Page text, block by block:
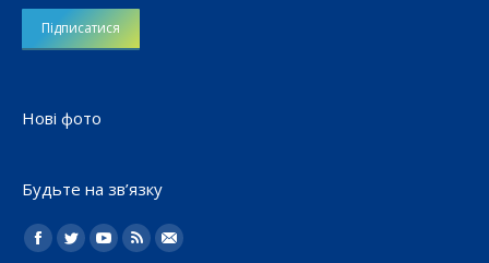
Нові фото
Будьте на зв’язку
Найдите нас:
Facebook
TwitterYouTube
Rss Електронна